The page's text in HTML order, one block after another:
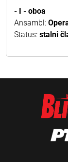
- I - oboa
Ansambl:
Status: stalni